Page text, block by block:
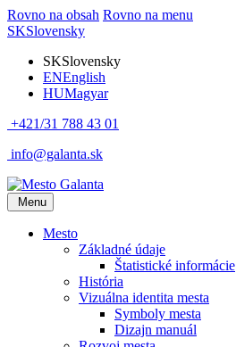
Rovno na obsah Rovno na menu
SKSlovensky
SKSlovensky
ENEnglish
HUMagyar
+421/31 788 43 01
info@galanta.sk
Menu
Mesto
Základné údaje
Štatistické informácie
História
Vizuálna identita mesta
Symboly mesta
Dizajn manuál